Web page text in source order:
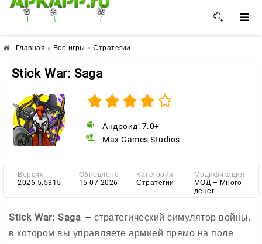
🌸 🌼 🌺
Главная » Все игры » Стратегии
Stick War: Saga
Андроид: 7.0+
Max Games Studios
Версия
2026.5.5315
Обновлено
15-07-2026
Категория
Стратегии
Модификация
МОД – Много
денег
Stick War: Saga — стратегический симулятор войны,
в котором вы управляете армией прямо на поле